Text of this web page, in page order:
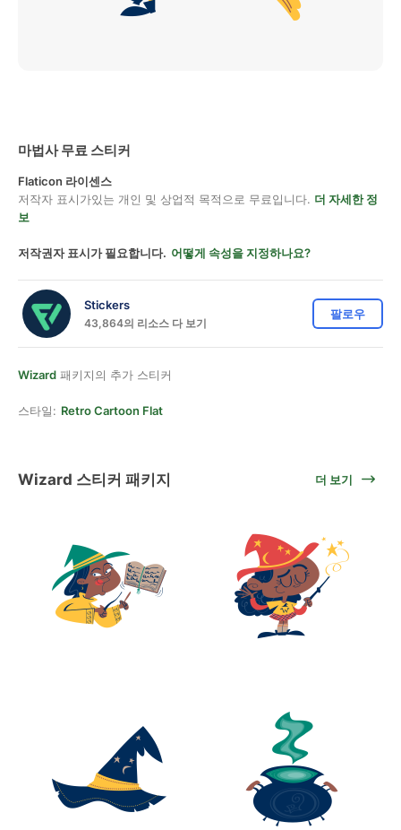
마법사 무료 스티커
Flaticon 라이센스
저작자 표시가있는 개인 및 상업적 목적으로 무료입니다. 더 자세한 정
보
저작권자 표시가 필요합니다. 어떻게 속성을 지정하나요?
Stickers
43,864의 리소스 다 보기
팔로우
Wizard 패키지의 추가 스티커
스타일: Retro Cartoon Flat
Wizard 스티커 패키지 더 보기